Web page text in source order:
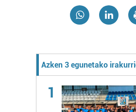
Azken 3 egunetako
1